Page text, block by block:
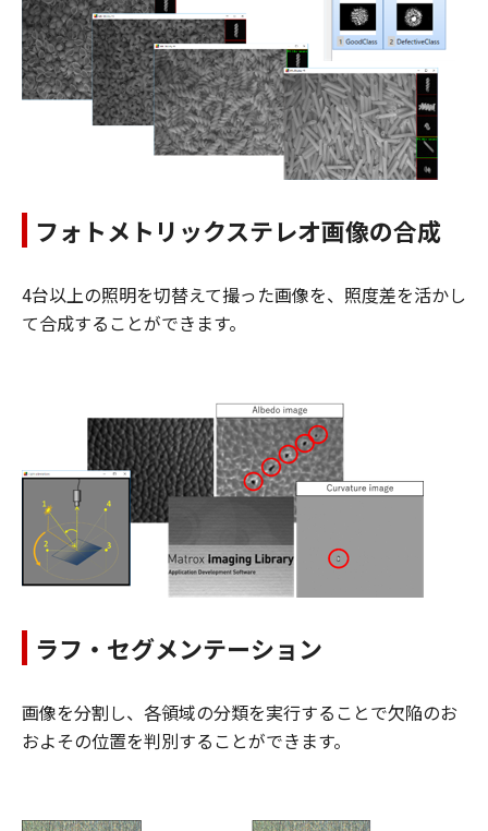
フォトメトリックステレオ画像の合成
4台以上の照明を切替えて撮った画像を、照度差を活かし
て合成することができます。
ラフ・セグメンテーション
画像を分割し、各領域の分類を実行することで欠陥のお
およその位置を判別することができます。